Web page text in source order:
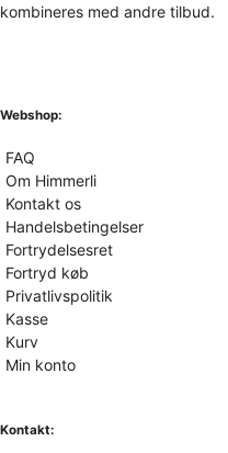
kombineres med andre tilbud.
Webshop:
FAQ
Om Himmerli
Kontakt os
Handelsbetingelser
Fortrydelsesret
Fortryd køb
Privatlivspolitik
Kasse
Kurv
Min konto
Kontakt: